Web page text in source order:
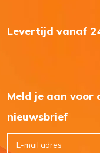
Levertijd vanaf
Meld je aan voor
nieuwsbrief